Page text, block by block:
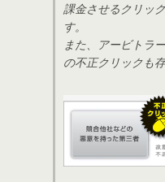
課金させるクリッ
す。
また、アービトラ
の不正クリックも